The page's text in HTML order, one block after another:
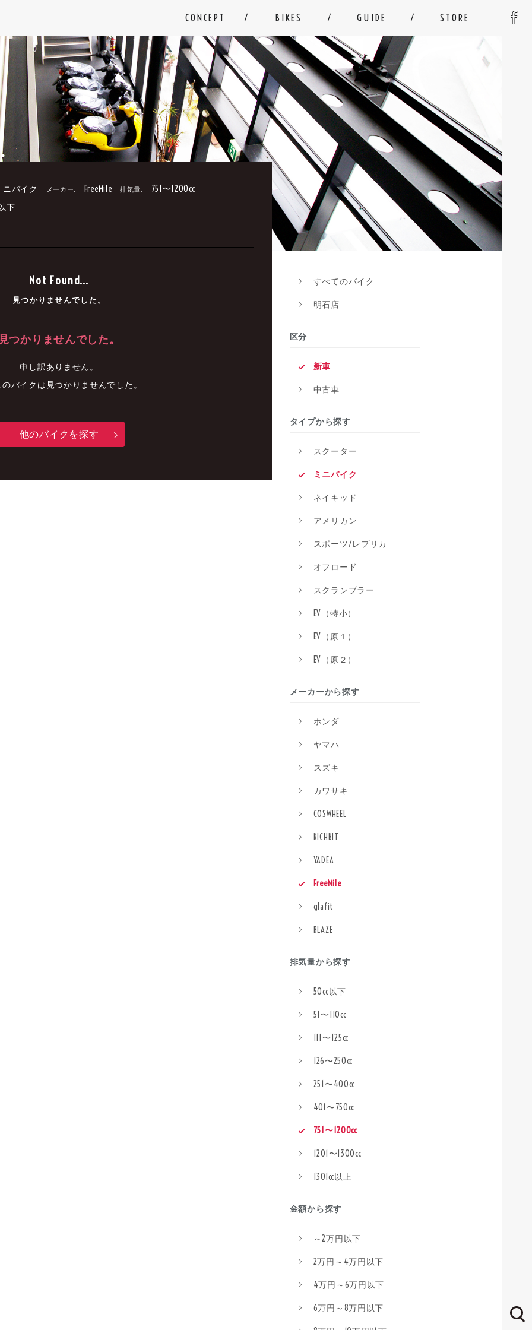
CONCEPT BIKES GUIDE STORE
ニバイク メーカー: FreeMile 排気量: 751〜1200cc
下
Not Found...
見つかりませんでした。
見つかりませんでした。
申し訳ありません。
バイクは見つかりませんでした。
他のバイクを探す
すべてのバイク
明石店
区分
新車
中古車
タイプから探す
スクーター
ミニバイク
ネイキッド
アメリカン
スポーツ/レプリカ
オフロード
スクランブラー
EV（特小）
EV（原１）
EV（原２）
メーカーから探す
ホンダ
ヤマハ
スズキ
カワサキ
COSWHEEL
RICHBIT
YADEA
FreeMile
glafit
BLAZE
排気量から探す
50cc以下
51〜110cc
111〜125cc
126〜250cc
251〜400cc
401〜750cc
751〜1200cc
1201〜1300cc
1301cc以上
金額から探す
～2万円以下
2万円～4万円以下
4万円～6万円以下
6万円～8万円以下
中古車